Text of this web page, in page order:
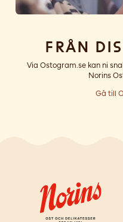
Från
Via Ostogram.se kan ni
Norins
Gå till